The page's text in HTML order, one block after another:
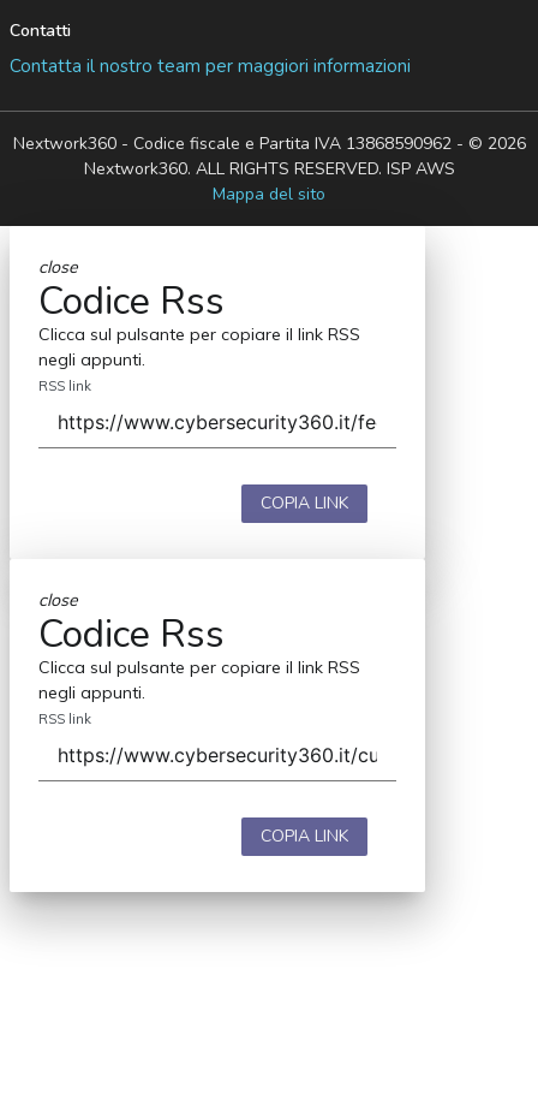
Contatti
Contatta il nostro team per maggiori informazioni
Nextwork360 - Codice fiscale e Partita IVA 13868590962 - © 2026
Nextwork360. ALL RIGHTS RESERVED. ISP AWS
Mappa del sito
close
Codice Rss
Clicca sul pulsante per copiare il link RSS
negli appunti.
RSS link
COPIA LINK
close
Codice Rss
Clicca sul pulsante per copiare il link RSS
negli appunti.
RSS link
COPIA LINK